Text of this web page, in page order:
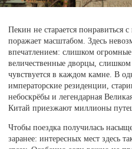
Пекин не старается понравиться
поражает масштабом. Здесь
впечатлением: слишком
величественные дворцы, слишком
чувствуется в каждом камне. В
императорские резиденции,
небоскрёбы и легендарная
Китай приезжают миллионы
Чтобы поездка получилась
заранее: интересных мест здесь